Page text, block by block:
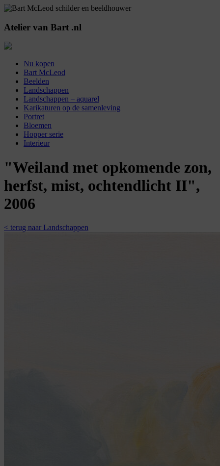
Atelier van Bart .nl
Nu kopen
Bart McLeod
Beelden
Landschappen
Landschappen – aquarel
Karikaturen op de samenleving
Portret
Bloemen
Hopper serie
Interieur
"Weiland met opkomende zon,
herfst, mist, ochtendlicht II",
2006
< terug naar Landschappen